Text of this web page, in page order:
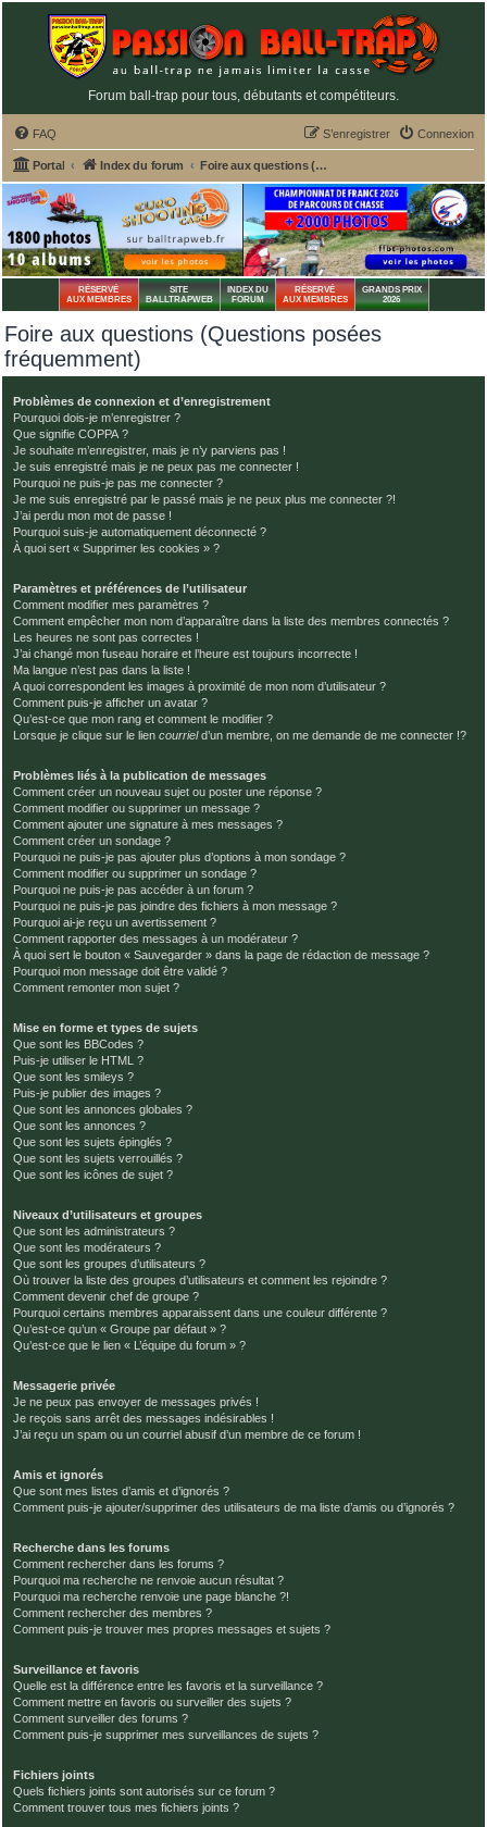
Forum ball-trap pour tous, débutants et compétiteurs.
FAQ Connexion
S’enregistrer
Portal Index du forum Foire aux questions (Questions posées fréquemment)
RÉSERVÉ
AUX MEMBRES
SITE
BALLTRAPWEB
INDEX DU
FORUM
RÉSERVÉ
AUX MEMBRES
GRANDS PRIX
2026
Foire aux questions (Questions posées
fréquemment)
Problèmes de connexion et d’enregistrement
Pourquoi dois-je m’enregistrer ?
Que signifie COPPA ?
Je souhaite m’enregistrer, mais je n’y parviens pas !
Je suis enregistré mais je ne peux pas me connecter !
Pourquoi ne puis-je pas me connecter ?
Je me suis enregistré par le passé mais je ne peux plus me connecter ?!
J’ai perdu mon mot de passe !
Pourquoi suis-je automatiquement déconnecté ?
À quoi sert « Supprimer les cookies » ?
Paramètres et préférences de l’utilisateur
Comment modifier mes paramètres ?
Comment empêcher mon nom d’apparaître dans la liste des membres connectés ?
Les heures ne sont pas correctes !
J’ai changé mon fuseau horaire et l’heure est toujours incorrecte !
Ma langue n’est pas dans la liste !
A quoi correspondent les images à proximité de mon nom d’utilisateur ?
Comment puis-je afficher un avatar ?
Qu’est-ce que mon rang et comment le modifier ?
Lorsque je clique sur le lien courrield’un membre, on me demande de me connecter !?
Problèmes liés à la publication de messages
Comment créer un nouveau sujet ou poster une réponse ?
Comment modifier ou supprimer un message ?
Comment ajouter une signature à mes messages ?
Comment créer un sondage ?
Pourquoi ne puis-je pas ajouter plus d’options à mon sondage ?
Comment modifier ou supprimer un sondage ?
Pourquoi ne puis-je pas accéder à un forum ?
Pourquoi ne puis-je pas joindre des fichiers à mon message ?
Pourquoi ai-je reçu un avertissement ?
Comment rapporter des messages à un modérateur ?
À quoi sert le bouton « Sauvegarder » dans la page de rédaction de message ?
Pourquoi mon message doit être validé ?
Comment remonter mon sujet ?
Mise en forme et types de sujets
Que sont les BBCodes ?
Puis-je utiliser le HTML ?
Que sont les smileys ?
Puis-je publier des images ?
Que sont les annonces globales ?
Que sont les annonces ?
Que sont les sujets épinglés ?
Que sont les sujets verrouillés ?
Que sont les icônes de sujet ?
Niveaux d’utilisateurs et groupes
Que sont les administrateurs ?
Que sont les modérateurs ?
Que sont les groupes d’utilisateurs ?
Où trouver la liste des groupes d’utilisateurs et comment les rejoindre ?
Comment devenir chef de groupe ?
Pourquoi certains membres apparaissent dans une couleur différente ?
Qu’est-ce qu’un « Groupe par défaut » ?
Qu’est-ce que le lien « L’équipe du forum » ?
Messagerie privée
Je ne peux pas envoyer de messages privés !
Je reçois sans arrêt des messages indésirables !
J’ai reçu un spam ou un courriel abusif d’un membre de ce forum !
Amis et ignorés
Que sont mes listes d’amis et d’ignorés ?
Comment puis-je ajouter/supprimer des utilisateurs de ma liste d’amis ou d’ignorés ?
Recherche dans les forums
Comment rechercher dans les forums ?
Pourquoi ma recherche ne renvoie aucun résultat ?
Pourquoi ma recherche renvoie une page blanche ?!
Comment rechercher des membres ?
Comment puis-je trouver mes propres messages et sujets ?
Surveillance et favoris
Quelle est la différence entre les favoris et la surveillance ?
Comment mettre en favoris ou surveiller des sujets ?
Comment surveiller des forums ?
Comment puis-je supprimer mes surveillances de sujets ?
Fichiers joints
Quels fichiers joints sont autorisés sur ce forum ?
Comment trouver tous mes fichiers joints ?